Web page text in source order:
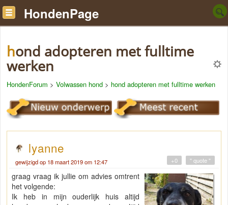
HondenPage
hond adopteren met fulltime
werken
HondenForum > Volwassen hond > hond adopteren met fulltime werken
lyanne
gewijzigd op 18 maart 2019 om 12:47 " quote "
+0
graag vraag ik jullie om advies omtrent
het volgende:
Ik heb in mijn ouderlijk huis altijd